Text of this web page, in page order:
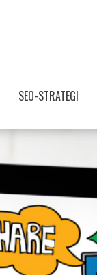
SEO-STRATEGI